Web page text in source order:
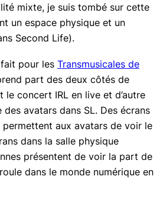
mixte, je suis tombé sur cette
un espace physique et un
Second Life).
fait pour les Transmusicales de
part des deux côtés de
le concert IRL en live et d’autre
avatars dans SL. Des écrans
aux avatars de voir le
dans la salle physique
présentent de voir la part de
dans le monde numérique en